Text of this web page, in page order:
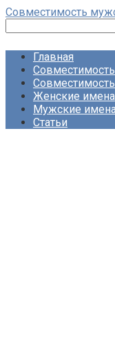
Перейти
контенту
Совместимость
Главная
Женские имена
Мужские
Статьи